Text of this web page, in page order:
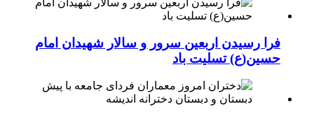
فرا رسیدن اربعین سرور و سالار شهیدان امام
حسین(ع) تسلیت باد